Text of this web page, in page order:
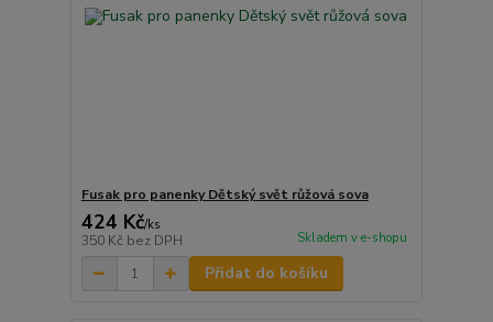
Fusak pro panenky Dětský svět růžová sova
424 Kč/ks
350 Kč bez DPH Skladem v e-shopu
Přidat do košíku